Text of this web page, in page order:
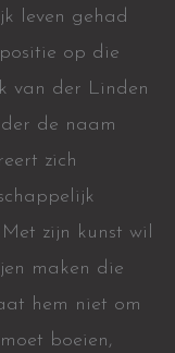
leven gehad
op die
van der Linden
de naam
zich
zijn kunst wil
maken die
hem niet om
boeien,